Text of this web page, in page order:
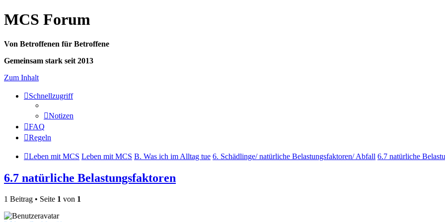
MCS Forum
Von Betroffenen für Betroffene
Gemeinsam stark seit 2013
Zum Inhalt
Schnellzugriff
Notizen
FAQ
Regeln
Leben mit MCS Leben mit MCS B. Was ich im Alltag tue 6. Schädlinge/ natürliche Belastungsfaktoren/ Abfall 6.7 natürliche
6.7 natürliche Belastungsfaktoren
1 Beitrag • Seite 1 von 1